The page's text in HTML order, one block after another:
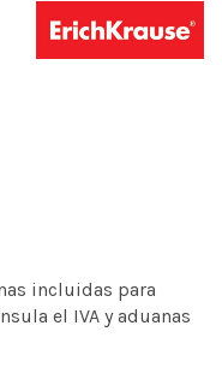
incluidas para
el IVA y aduanas